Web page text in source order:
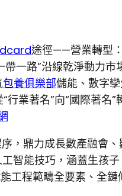
途徑——營業轉型
一路”沿線乾淨動力
包養俱樂部儲能、數字
業著名”向“國際著名
，鼎力成長數產融會
智能技巧，涵蓋生孩
工程範疇全要素、全鏈